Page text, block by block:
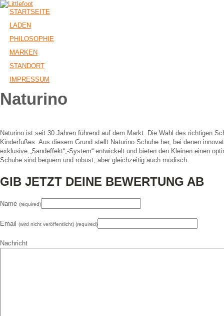
STARTSEITE
LADEN
PHILOSOPHIE
MARKEN
STANDORT
IMPRESSUM
Naturino
Naturino ist seit 30 Jahren führend auf dem Markt. Die Wahl des richtigen
Kinderfußes. Aus diesem Grund stellt Naturino Schuhe her, bei denen
exklusive „Sandeffekt“„-System“ entwickelt und bieten den Kleinen einen
Schuhe sind bequem und robust, aber gleichzeitig auch modisch.
GIB JETZT DEINE BEWERTUNG AB
Name (required)
Email (wird nicht veröffentlicht) (required)
Nachricht